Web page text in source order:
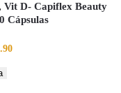
D- Capiflex Beauty
Cápsulas